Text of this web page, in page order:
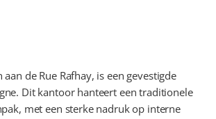
aan de Rue Rafhay, is een gevestigde
Dit kantoor hanteert een traditionele
met een sterke nadruk op interne